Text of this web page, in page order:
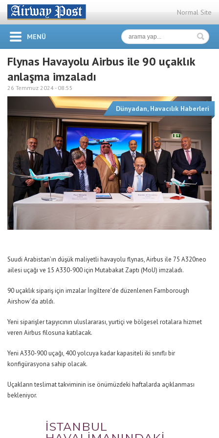
Normal Site
MENÜ
Flynas Havayolu Airbus ile 90 uçaklık
anlaşma imzaladı
26 Temmuz 2024 - 08:55
Dünyadan, Havacılık Haberleri
Suudi Arabistan’ın düşük maliyetli havayolu flynas, Airbus ile 75 A320neo
ailesi uçağı ve 15 A330-900 için Mutabakat Zaptı (MoU) imzaladı.
90 uçaklık sipariş için imzalar İngiltere’de düzenlenen Farnborough
Airshow’da atıldı.
Yeni siparişler taşıyıcının uluslararası, yurtiçi ve bölgesel rotalara hizmet
veren Airbus filosuna katılacak.
Yeni A330-900 uçağı, 400 yolcuya kadar kapasiteli iki sınıflı bir
konfigürasyona sahip olacak.
Uçakların teslimat takviminin ise önümüzdeki haftalarda açıklanması
bekleniyor.